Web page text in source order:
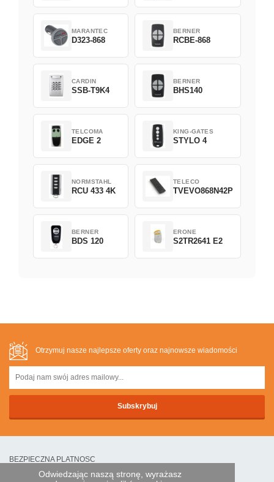
Odwiedzając naszą stronę, wyrażasz
MARANTEC
D323-868
BERNER
RCBE-868
CARDIN
SSB-T9K4
BERNER
BHS140
TELCOMA
EDGE 2
KING-GATES
STYLO 4
NORMSTAHL
RCU 433 4K
TELECO
TVEVO868N42P
BERNER
BDS 120
ERONE
S2TR2641 E2
Otrzymuj nasze najlepsze oferty oraz najnowsze wiadomości
BEZPIECZNA PLATNOSC